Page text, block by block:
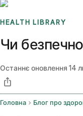
HEALTH LIBRARY
Чи
Останнє оновлення 14
Головна Блог про